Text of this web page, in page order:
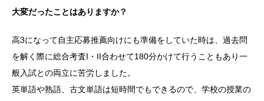
大変だったことはありますか？
高3になって自主応募推薦向けにも準備をしていた時は、過去問
を解く際に総合考査I・II合わせて180分かけて行うこともあり一
般入試との両立に苦労しました。
英単語や熟語、古文単語は短時間でもできるので、学校の授業の